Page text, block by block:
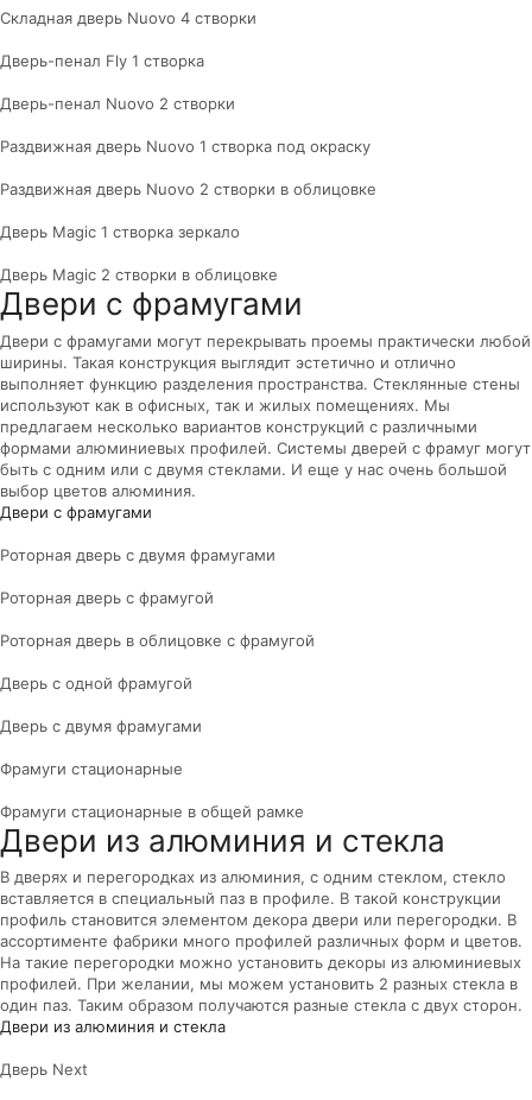
Складная дверь Nuovo 4 створки
Дверь-пенал Fly 1 створка
Дверь-пенал Nuovo 2 створки
Раздвижная дверь Nuovo 1 створка под окраску
Раздвижная дверь Nuovo 2 створки в облицовке
Дверь Magic 1 створка зеркало
Дверь Magic 2 створки в облицовке
Двери с фрамугами
Двери с фрамугами могут перекрывать проемы практически любой
ширины. Такая конструкция выглядит эстетично и отлично
выполняет функцию разделения пространства. Стеклянные стены
используют как в офисных, так и жилых помещениях. Мы
предлагаем несколько вариантов конструкций с различными
формами алюминиевых профилей. Системы дверей с фрамуг могут
быть с одним или с двумя стеклами. И еще у нас очень большой
выбор цветов алюминия.
Двери с фрамугами
Роторная дверь с двумя фрамугами
Роторная дверь с фрамугой
Роторная дверь в облицовке с фрамугой
Дверь с одной фрамугой
Дверь с двумя фрамугами
Фрамуги стационарные
Фрамуги стационарные в общей рамке
Двери из алюминия и стекла
В дверях и перегородках из алюминия, с одним стеклом, стекло
вставляется в специальный паз в профиле. В такой конструкции
профиль становится элементом декора двери или перегородки. В
ассортименте фабрики много профилей различных форм и цветов.
На такие перегородки можно установить декоры из алюминиевых
профилей. При желании, мы можем установить 2 разных стекла в
один паз. Таким образом получаются разные стекла с двух сторон.
Двери из алюминия и стекла
Дверь Next